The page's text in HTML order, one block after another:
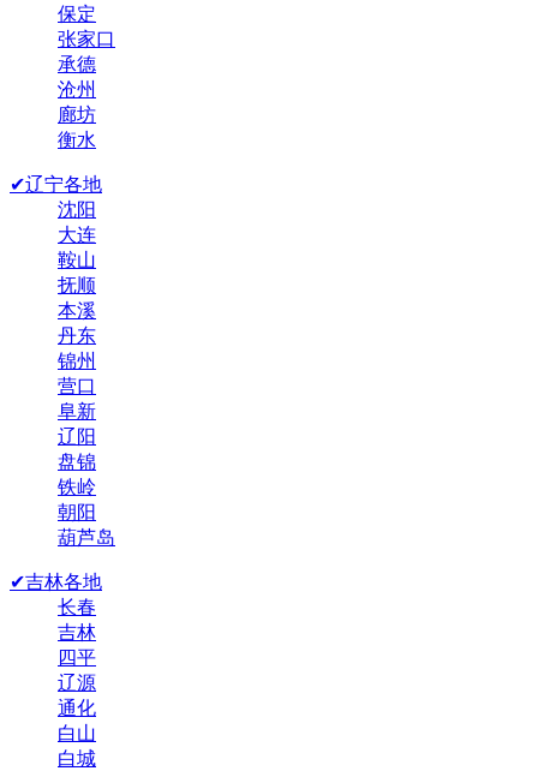
保定
张家口
承德
沧州
廊坊
衡水
✔辽宁各地
沈阳
大连
鞍山
抚顺
本溪
丹东
锦州
营口
阜新
辽阳
盘锦
铁岭
朝阳
葫芦岛
✔吉林各地
长春
吉林
四平
辽源
通化
白山
白城